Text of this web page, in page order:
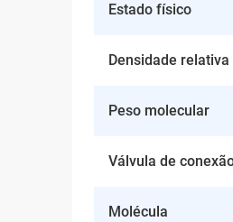
Estado físico
Densidade
Peso molecular
Válvula de
Molécula